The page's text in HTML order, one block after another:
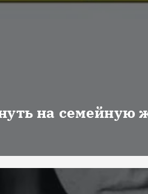
на семейную